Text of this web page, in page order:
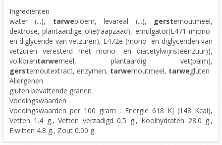
Ingrediënten
water (...), tarwebloem, levareal (...), gerstemoutmeel,
dextrose, plantaardige olie(raapzaad), emulgator(E471 (mono-
en diglyceride van vetzuren), E472e (mono- en diglyceriden van
vetzuren veresterd met mono- en diacetylwijnsteenzuur)),
volkorentarwemeel, plantaardig vet(palm),
gerstemoutextract, enzymen, tarwemoutmeel, tarwegluten
Allergenen
gluten bevattende granen
Voedingswaarden
Voedingswaarden per 100 gram : Energie 618 Kj (148 Kcal),
Vetten 1.4 g., Vetten verzadigd 0.5 g., Koolhydraten 28.0 g.,
Eiwitten 4.8 g., Zout 0.00 g.